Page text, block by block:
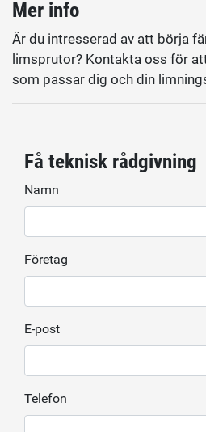
Mer info
Är du intresserad av att börja
limsprutor? Kontakta oss för
som passar dig och din
Få teknisk rådgivning
Namn
Företag
E-post
Telefon